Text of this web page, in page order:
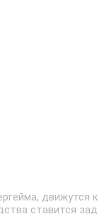
движутся к
ставится зад